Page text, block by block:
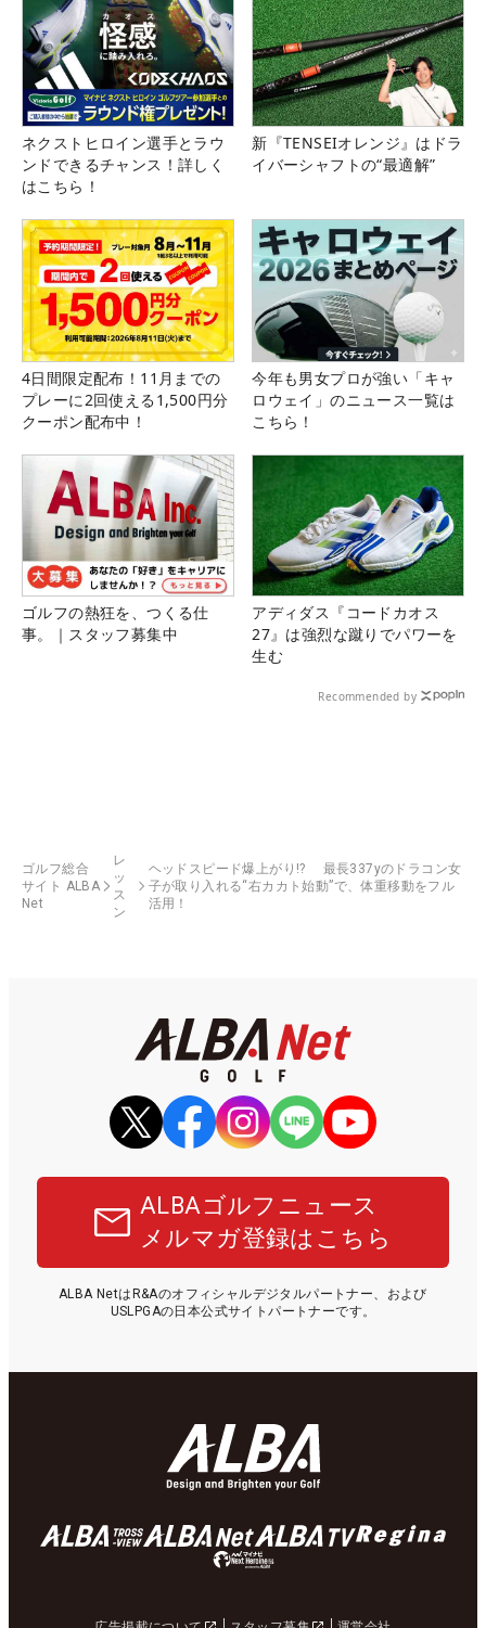
ネクストヒロイン選手とラウ
ンドできるチャンス！詳しく
はこちら！
新『TENSEIオレンジ』はドラ
イバーシャフトの“最適解”
4日間限定配布！11月までの
プレーに2回使える1,500円分
クーポン配布中！
今年も男女プロが強い「キャ
ロウェイ」のニュース一覧は
こちら！
ゴルフの熱狂を、つくる仕
事。｜スタッフ募集中
アディダス『コードカオス
27』は強烈な蹴りでパワーを
生む
Recommended by
ゴルフ総合
サイト ALBA
Net
レ
ッ
ス
ン
ヘッドスピード爆上がり!? 最長337yのドラコン女
子が取り入れる“右カカト始動”で、体重移動をフル
活用！
ALBAゴルフニュース
メルマガ登録はこちら
ALBA NetはR&Aのオフィシャルデジタルパートナー、および
USLPGAの日本公式サイトパートナーです。